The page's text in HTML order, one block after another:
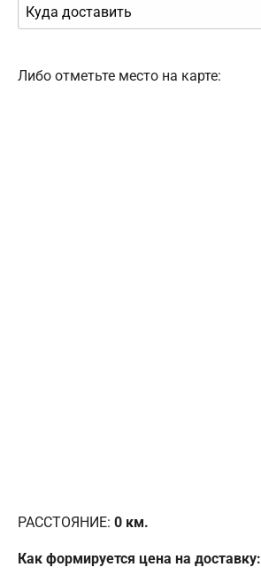
Либо отметьте место на карте:
РАССТОЯНИЕ: 0 км.
Как формируется цена на доставку: